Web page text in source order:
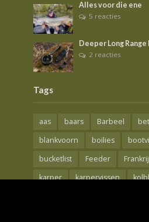
Alles voor die ene
5 reacties
Deeper Long Range
2 reacties
Tags
aas baars Barbeel
blankvoorn
boilies
bucketlist
Feeder
karper
karpervissen